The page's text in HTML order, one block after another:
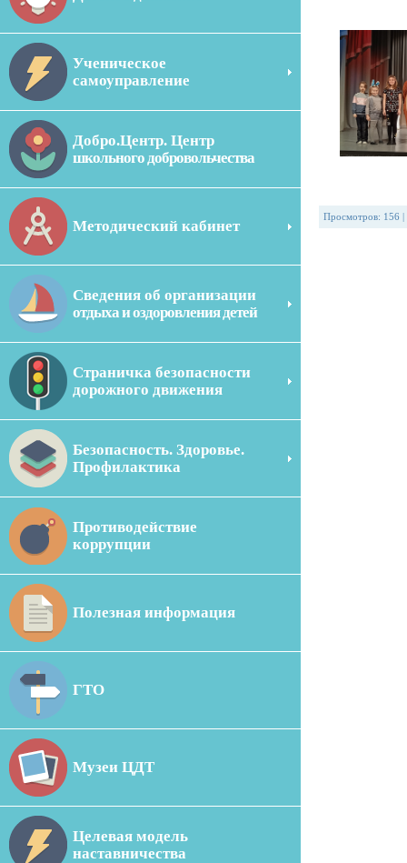
Ученическое
самоуправление
Добро.Центр. Центр
школьного добровольчества
Методический кабинет
Сведения об организации
отдыха и оздоровления детей
Страничка безопасности
дорожного движения
Безопасность. Здоровье.
Профилактика
Противодействие
коррупции
Полезная информация
ГТО
Музеи ЦДТ
Целевая модель
наставничества
Просмотров: 156